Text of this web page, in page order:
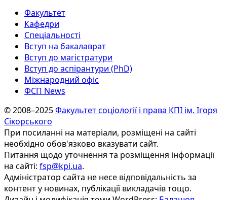
Факультет
Кафедри
Спеціальності
Вступ на бакалаврат
Вступ до магістратури
Вступ до аспірантури (PhD)
Міжнародний офіс
ФСП News
© 2008–2025Факультет соціології і права КПІ ім. Ігоря
Сікорського
При посиланні на матеріали, розміщені на сайті
необхідно обов'язково вказувати сайт.
Питання щодо уточнення та розміщення інформації
на сайті: fsp@kpi.ua.
Адміністратор сайта не несе відповідальність за
контент у новинах, публікації викладачів тощо.